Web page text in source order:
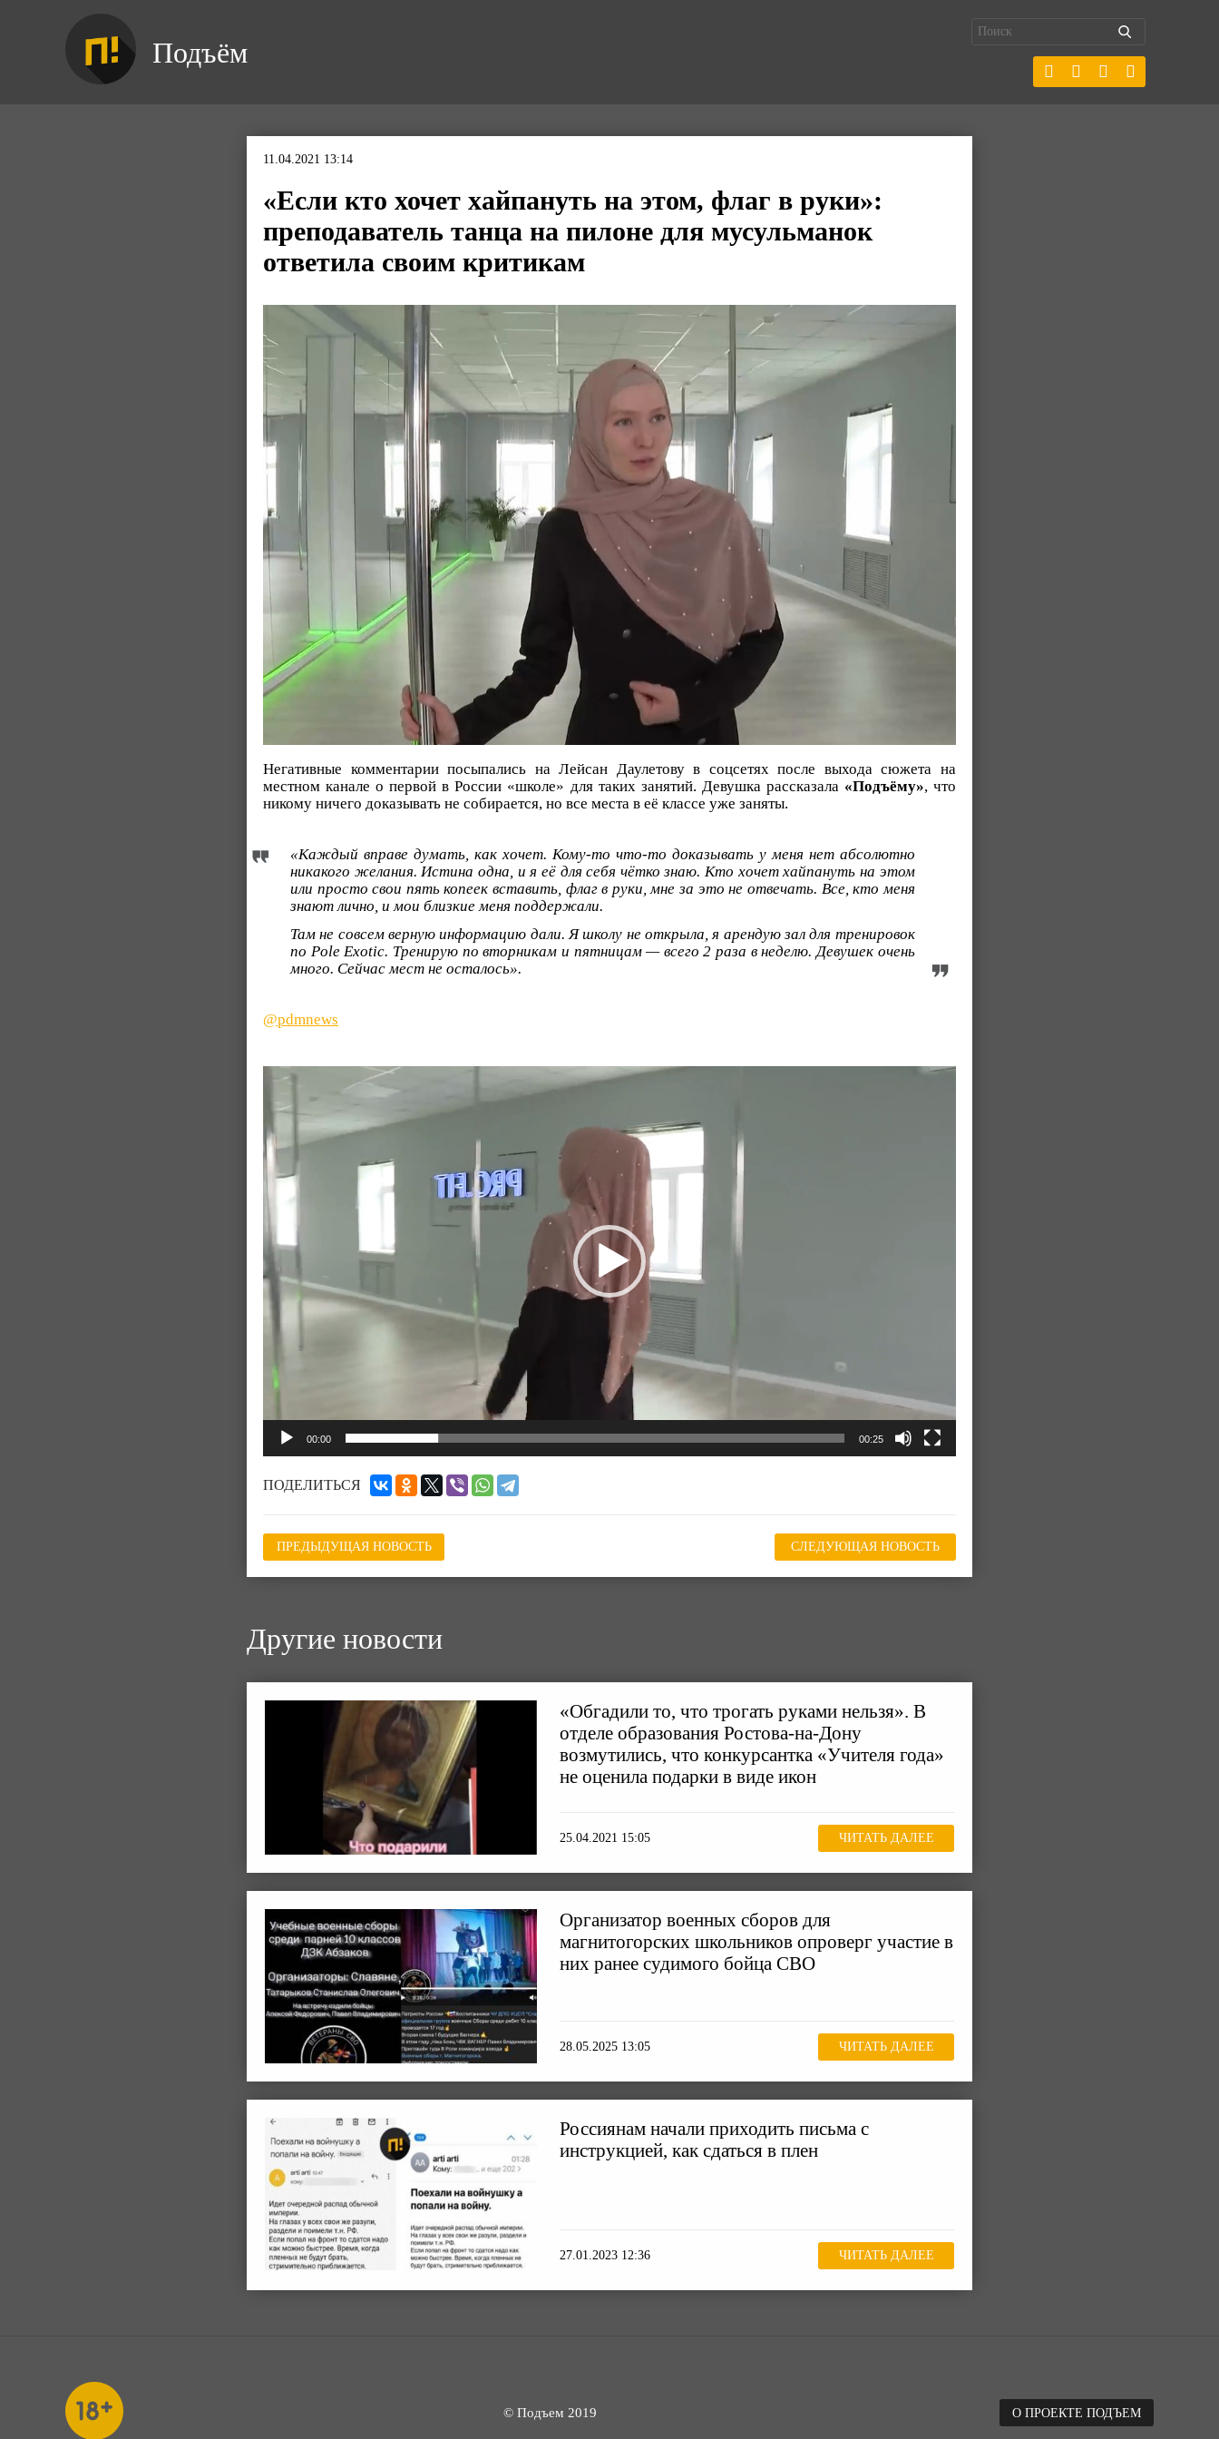
Подъём
11.04.2021 13:14
«Если кто хочет хайпануть на этом, флаг в руки»:
преподаватель танца на пилоне для мусульманок
ответила своим критикам
Негативные комментарии посыпались на Лейсан Даулетову в соцсетях после выхода сюжета на
местном канале о первой в России «школе» для таких занятий. Девушка рассказала «Подъёму», что
никому ничего доказывать не собирается, но все места в её классе уже заняты.
«Каждый вправе думать, как хочет. Кому-то что-то доказывать у меня нет абсолютно
никакого желания. Истина одна, и я её для себя чётко знаю. Кто хочет хайпануть на этом
или просто свои пять копеек вставить, флаг в руки, мне за это не отвечать. Все, кто меня
знают лично, и мои близкие меня поддержали.
Там не совсем верную информацию дали. Я школу не открыла, я арендую зал для тренировок
по Pole Exotic. Тренирую по вторникам и пятницам — всего 2 раза в неделю. Девушек очень
много. Сейчас мест не осталось».
@pdmnews
Видеоплеер
00:00 00:25
ПОДЕЛИТЬСЯ
ПРЕДЫДУЩАЯ НОВОСТЬ СЛЕДУЮЩАЯ НОВОСТЬ
Другие новости
«Обгадили то, что трогать руками нельзя». В
отделе образования Ростова-на-Дону
возмутились, что конкурсантка «Учителя года»
не оценила подарки в виде икон
25.04.2021 15:05 ЧИТАТЬ ДАЛЕЕ
Организатор военных сборов для
магнитогорских школьников опроверг участие в
них ранее судимого бойца СВО
28.05.2025 13:05 ЧИТАТЬ ДАЛЕЕ
Россиянам начали приходить письма с
инструкцией, как сдаться в плен
27.01.2023 12:36 ЧИТАТЬ ДАЛЕЕ
© Подъем 2019 О ПРОЕКТЕ ПОДЪЕМ